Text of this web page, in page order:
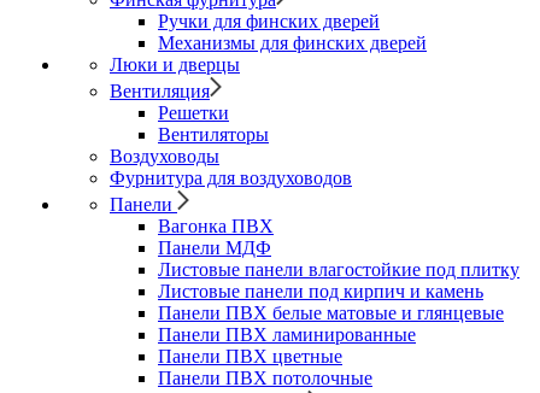
Ручки для финских дверей
Механизмы для финских дверей
Люки и дверцы
Вентиляция
Решетки
Вентиляторы
Воздуховоды
Фурнитура для воздуховодов
Панели
Вагонка ПВХ
Панели МДФ
Листовые панели влагостойкие под плитку
Листовые панели под кирпич и камень
Панели ПВХ белые матовые и глянцевые
Панели ПВХ ламинированные
Панели ПВХ цветные
Панели ПВХ потолочные